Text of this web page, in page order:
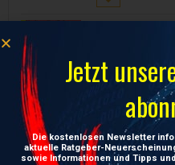
Modern English
Engineers –
Aus- und
Ingenieuren.
in translation to
Jetzt
Die kostenlosen Newsletter
aktuelle Ratgeber-
sowie Informationen und Tipps